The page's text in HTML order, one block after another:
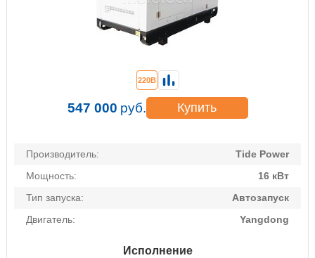
Производитель:
Tide Power
Мощность:
16 кВт
Тип запуска:
Автозапуск
Двигатель:
Yangdong
Исполнение
220В
547 000 руб. Купить